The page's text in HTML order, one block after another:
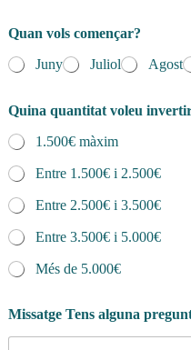
Quan vols començar?
Juny
Juliol Agost
Quina quantitat voleu
1.500€ màxim
Entre 1.500€ i 2.500€
Entre 2.500€ i 3.500€
Entre 3.500€ i 5.000€
Més de 5.000€
Missatge Tens alguna